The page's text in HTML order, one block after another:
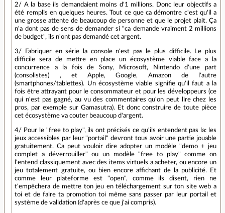
2/ A la base ils demandaient moins d'1 millions. Donc leur objectifs a
été remplis en quelques heures. Tout ce que ca démontre c'est qu'il a
une grosse attente de beaucoup de personne et que le projet plait. Ça
n'a dont pas de sens de demander si "ca demande vraiment 2 millions
de budget", ils n'ont pas demandé cet argent.
3/ Fabriquer en série la console n'est pas le plus difficile. Le plus
difficile sera de mettre en place un écosystème viable face a la
concurrence a la fois de Sony, Microsoft, Nintendo d'une part
(consolistes) , et Apple, Google, Amazon de l'autre
(smartphones/tablettes). Un écosystème viable signifie qu'il faut a la
fois être attrayant pour le consommateur et pour les développeurs (ce
qui n'est pas gagné, au vu des commentaires qu'on peut lire chez les
pros, par exemple sur Gamasutra). Et donc construire de toute pièce
cet écosystème va couter beaucoup d'argent.
4/ Pour le "free to play", ils ont précisés ce qu'ils entendent pas la: les
jeux accessibles par leur "portail" devront tous avoir une partie jouable
gratuitement. Ca peut vouloir dire adopter un modèle "demo + jeu
complet a déverrouiller" ou un modèle "free to play" comme on
l'entend classiquement avec des items virtuels a acheter, ou encore un
jeu totalement gratuite, ou bien encore affichant de la publicité. Et
comme leur plateforme est "open", comme ils disent, rien ne
t'empêchera de mettre ton jeu en téléchargement sur ton site web a
toi et de faire ta promotion toi même sans passer par leur portail et
système de validation (d'après ce que j'ai compris).